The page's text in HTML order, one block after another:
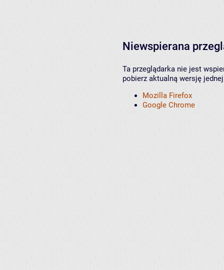
Niewspierana
Ta przeglądarka nie jest
pobierz aktualną wersję
Mozilla Firefox
Google Chrome